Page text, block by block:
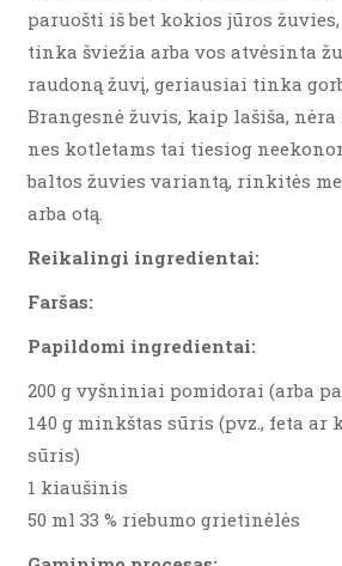
paruošti iš bet kokios jūros
tinka šviežia arba vos atvėsinta
raudoną žuvį, geriausiai tinka
Brangesnė žuvis, kaip lašiša, nėra
nes kotletams tai tiesiog
baltos žuvies variantą, rinkitės
arba otą.
Reikalingi ingredientai:
Faršas:
Papildomi ingredientai:
200 g vyšniniai pomidorai (arba
140 g minkštas sūris (pvz., feta
sūris)
1 kiaušinis
50 ml 33 % riebumo grietinėlės